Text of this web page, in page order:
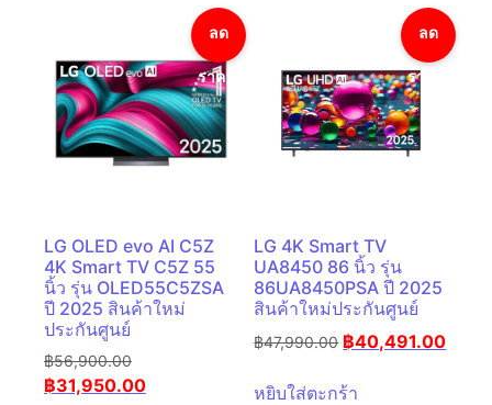
ลด
ราคา!
LG OLED evo AI C5Z
4K Smart TV C5Z 55
นิ้ว รุ่น OLED55C5ZSA
ปี 2025 สินค้าใหม่
ประกันศูนย์
฿56,900.00
฿31,950.00
ลด
ราคา!
LG 4K Smart TV
UA8450 86 นิ้ว รุ่น
86UA8450PSA ปี 2025
สินค้าใหม่ประกันศูนย์
฿47,990.00 ฿40,491.00
หยิบใส่ตะกร้า